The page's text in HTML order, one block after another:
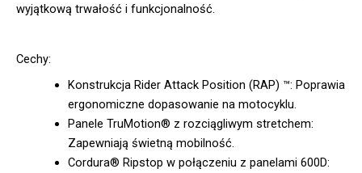
wyjątkową trwałość i funkcjonalność.
Cechy:
Konstrukcja Rider Attack Position (RAP) ™: Poprawia
ergonomiczne dopasowanie na motocyklu.
Panele TruMotion® z rozciągliwym stretchem:
Zapewniają świetną mobilność.
Cordura® Ripstop w połączeniu z panelami 600D: